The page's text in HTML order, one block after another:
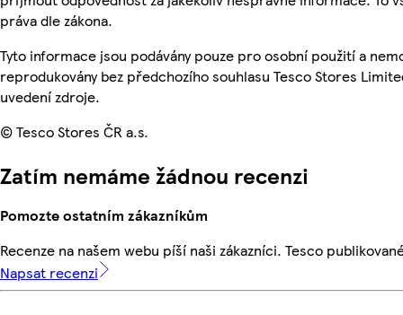
práva dle zákona.
Tyto informace jsou podávány pouze pro osobní použití a
reprodukovány bez předchozího souhlasu Tesco Stores
uvedení zdroje.
© Tesco Stores ČR a.s.
Zatím nemáme žádnou recenzi
Pomozte ostatním zákazníkům
Recenze na našem webu píší naši zákazníci. Tesco
Napsat recenzi